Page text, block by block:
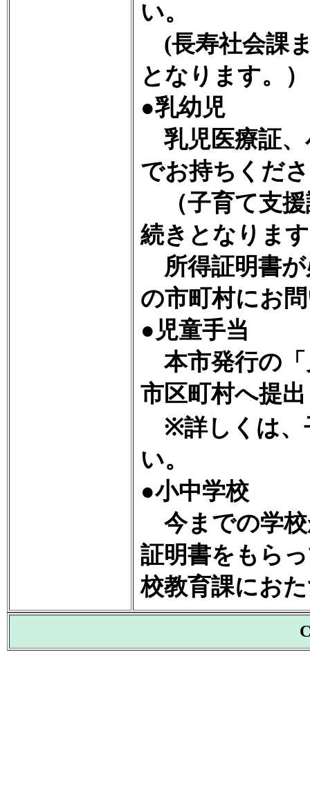
い。
(長寿社会課
となります。）
●乳幼児
乳児医療証、
でお持ちくだ
（子育て支援
続きとなりま
所得証明書が
の市町村にお
●児童手当
本市発行の「
市区町村へ提
※詳しくは、
い。
●小中学校
今までの学校
証明書をもら
校教育課にお